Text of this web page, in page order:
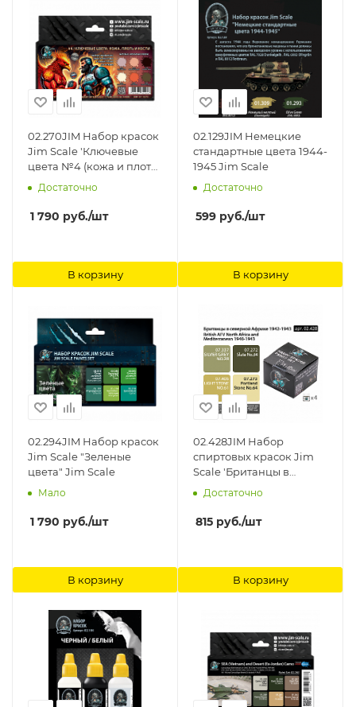
02.270JIM Набор красок
Jim Scale 'Ключевые
цвета №4 (кожа и плоть)'
Jim Scale
Достаточно
1 790 руб./шт
В корзину
02.129JIM Немецкие
стандартные цвета 1944-
1945 Jim Scale
Достаточно
599 руб./шт
В корзину
02.294JIM Набор красок
Jim Scale "Зеленые
цвета" Jim Scale
Мало
1 790 руб./шт
В корзину
02.428JIM Набор
спиртовых красок Jim
Scale 'Британцы в
Северной Африке 1942-
43' Jim Scale
Достаточно
815 руб./шт
В корзину